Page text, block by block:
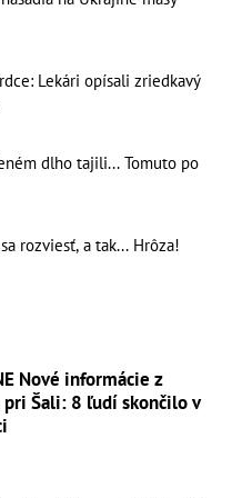
Lekári opísali zriedkavý
dlho tajili... Tomuto po
rozviesť, a tak... Hrôza!
Nové informácie z
pri Šali: 8 ľudí skončilo v